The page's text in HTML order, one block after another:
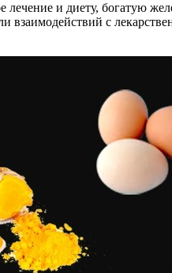
лечение и диету, богатую
взаимодействий с